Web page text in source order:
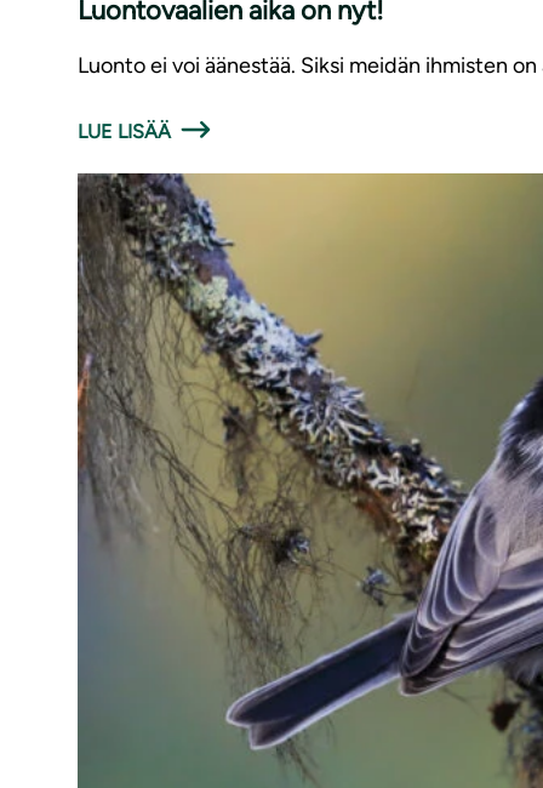
Luontovaalien aika on nyt!
Luonto ei voi äänestää. Siksi meidän ihmisten
LUE LISÄÄ